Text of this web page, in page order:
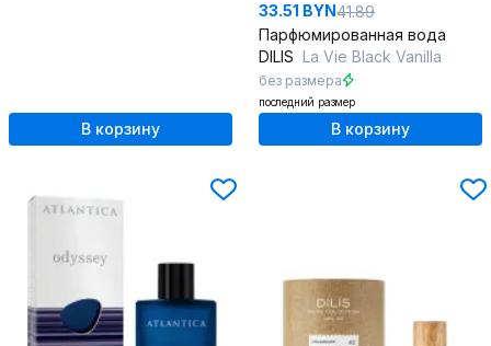
В корзину
33.51 BYN41.89
Парфюмированная вода
DILIS La Vie Black Vanilla
без размера
последний размер
В корзину